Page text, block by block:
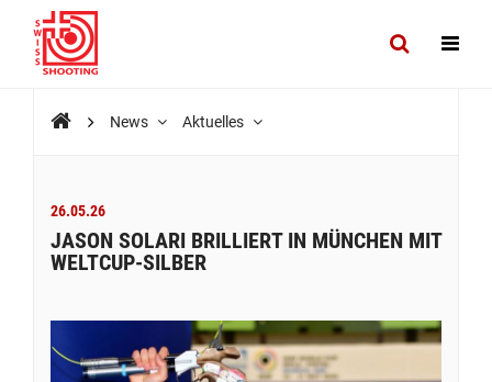
News Aktuelles
26.05.26
JASON SOLARI BRILLIERT IN MÜNCHEN MIT
WELTCUP-SILBER